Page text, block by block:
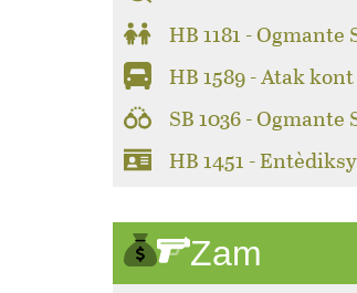
HB 1181 -
HB 1589 - Atak
SB 1036 -
HB 1451 -
Zam